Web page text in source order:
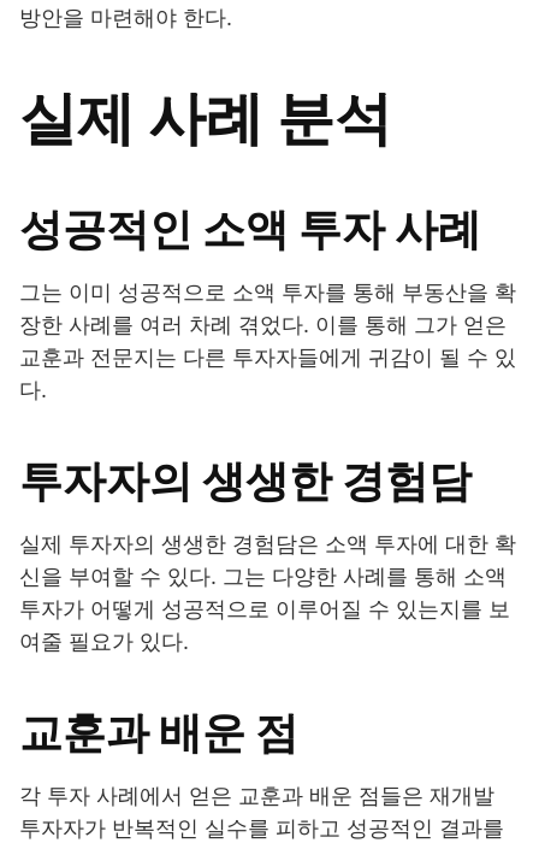
방안을 마련해야 한다.
실제 사례 분석
성공적인 소액 투자 사례
그는 이미 성공적으로 소액 투자를 통해 부동산을 확
장한 사례를 여러 차례 겪었다. 이를 통해 그가 얻은
교훈과 전문지는 다른 투자자들에게 귀감이 될 수 있
다.
투자자의 생생한 경험담
실제 투자자의 생생한 경험담은 소액 투자에 대한 확
신을 부여할 수 있다. 그는 다양한 사례를 통해 소액
투자가 어떻게 성공적으로 이루어질 수 있는지를 보
여줄 필요가 있다.
교훈과 배운 점
각 투자 사례에서 얻은 교훈과 배운 점들은 재개발
투자자가 반복적인 실수를 피하고 성공적인 결과를